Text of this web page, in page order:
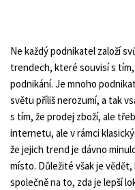
Ne každý podnikatel založí
trendech, které souvisí s
podnikání. Je mnoho
světu příliš nerozumí, a tak
s tím, že prodej zboží, ale
internetu, ale v rámci
že jejich trend je dávno
místo. Důležité však je
společně na to, zda je lepší